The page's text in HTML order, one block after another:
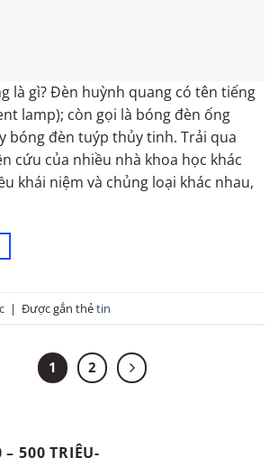
là gì? Đèn huỳnh quang có tên tiếng
lamp); còn gọi là bóng đèn ống
bóng đèn tuýp thủy tinh. Trải qua
cứu của nhiều nhà khoa học khác
khái niệm và chủng loại khác nhau,
| Được gắn thẻtin
1 2
500 TRIỆU-